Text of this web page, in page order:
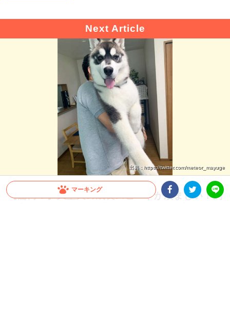
マーキング
出典 : https://twitter.com/meteor_mayuge
【驚愕！】大型犬の成長スピードが凄まじい！飼